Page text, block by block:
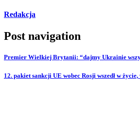
Redakcja
Post navigation
Premier Wielkiej Brytanii: “dajmy Ukrainie
12. pakiet sankcji UE wobec Rosji wszedł w